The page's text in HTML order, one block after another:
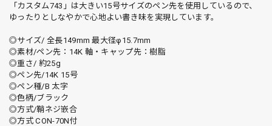
「カスタム743」は大きい15号サイズのペン先を使用しているので、
ゆったりとしなやかで心地よい書き味を実現しています。
◎サイズ/ 全長149mm 最大径φ15.7mm
◎素材/ペン先：14K 軸・キャップ先：樹脂
◎重さ/ 約25g
◎ペン先/14K 15号
◎ペン種/B 太字
◎色柄/ブラック
◎方式/鞘ネジ嵌合
◎方式 CON-70N付